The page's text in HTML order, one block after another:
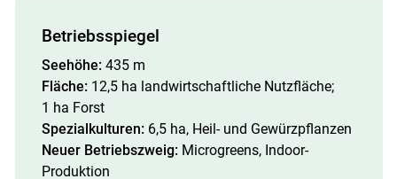
Betriebsspiegel
Seehöhe: 435 m
Fläche: 12,5 ha landwirtschaftliche Nutzfläche;
1 ha Forst
Spezialkulturen: 6,5 ha, Heil- und Gewürzpflanzen
Neuer Betriebszweig: Micro­greens, Indoor-
Produktion